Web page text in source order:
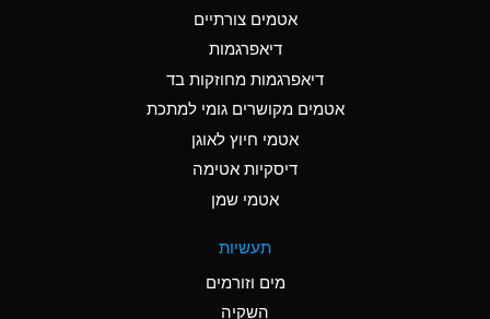
Ammonia Anhydrous
D
Ammonia Gas (cold)
D
Ammonia Gas (hot)
אטמים צורתיים
דיאפרגמות
דיאפרגמות מחוזקות בד
אטמים מקושרים גומי למתכת
אטמי חיוץ לאוגן
דיסקיות אטימה
אטמי שמן
תעשיות
מים וזורמים
השקיה